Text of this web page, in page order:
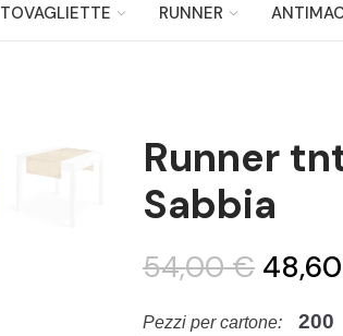
TOVAGLIETTE RUNNER
Runner
Sabbia
54,00 €
Pezzi per cartone: 200